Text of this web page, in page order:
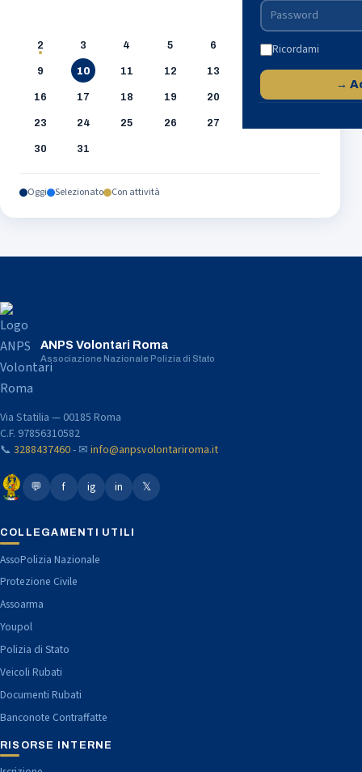
Ricordami
→
1
2 3 4 5 6 8
9 10 11 12 13 14 15
16 17 18 19 20 21
23 24 25 26 27
30 31
Oggi Selezionato Con attività
ANPS Volontari Roma
Associazione Nazionale Polizia di Stato
Via Statilia — 00185 Roma
C.F. 97856310582
📞 3288437460- ✉ info@anpsvolontariroma.it
💬 f ig in 𝕏
COLLEGAMENTI UTILI
AssoPolizia Nazionale
Protezione Civile
Assoarma
Youpol
Polizia di Stato
Veicoli Rubati
Documenti Rubati
Banconote Contraffatte
RISORSE INTERNE